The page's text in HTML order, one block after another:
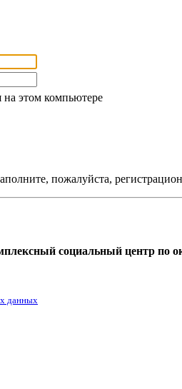
на этом компьютере
пожалуйста,
социальный центр по
данных